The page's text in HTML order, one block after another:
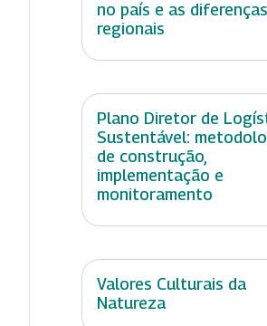
no país e as diferenças
regionais
Plano Diretor de
Sustentável:
de construção,
implementação e
monitoramento
Valores Culturais da
Natureza